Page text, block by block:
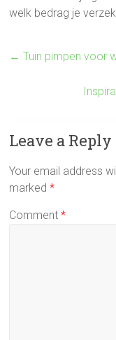
welk bedrag je
← Tuin pimpen voor
Leave a Reply
Your email address
marked*
Comment*